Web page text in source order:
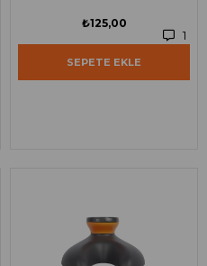
1
₺125,00
SEPETE EKLE